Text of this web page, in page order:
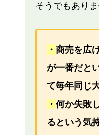
そうでもありま
・ 商売を広
が一番だと
て毎年同じ
・ 何か失敗
るという気